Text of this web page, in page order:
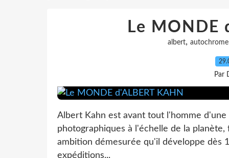
Le MONDE
albert, autochrome
Par
Albert Kahn est avant tout l'homme
photographiques à l'échelle de la
ambition démesurée qu'il développe dès
expéditions...